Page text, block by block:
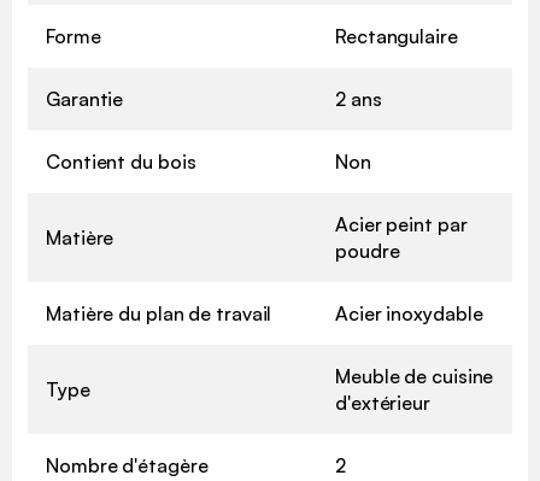
Forme Rectangulaire
Garantie 2 ans
Contient du bois Non
Matière
Acier peint par
poudre
Matière du plan de travail Acier inoxydable
Type
Meuble de cuisine
d'extérieur
Nombre d'étagère 2